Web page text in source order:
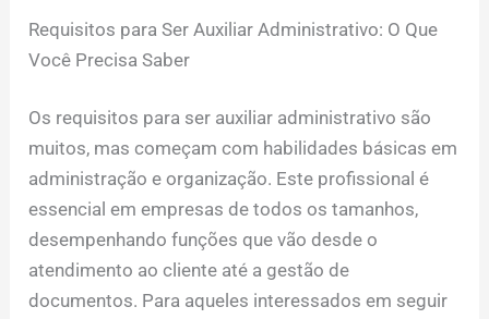
Requisitos para Ser Auxiliar Administrativo: O Que
Você Precisa Saber
Os requisitos para ser auxiliar administrativo são
muitos, mas começam com habilidades básicas em
administração e organização. Este profissional é
essencial em empresas de todos os tamanhos,
desempenhando funções que vão desde o
atendimento ao cliente até a gestão de
documentos. Para aqueles interessados em seguir